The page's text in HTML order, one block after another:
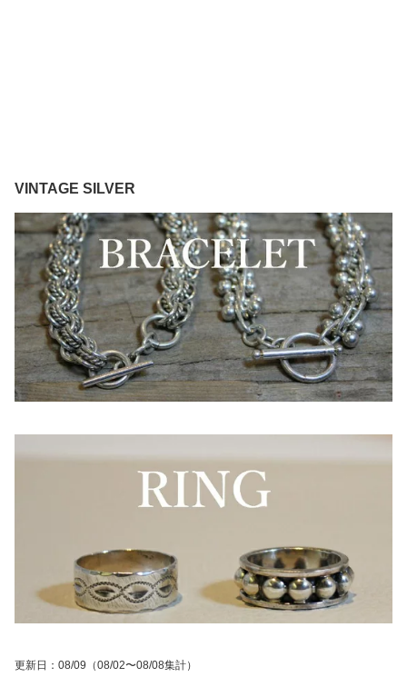
VINTAGE SILVER
更新日 ： 08/09 （08/02〜08/08集計）